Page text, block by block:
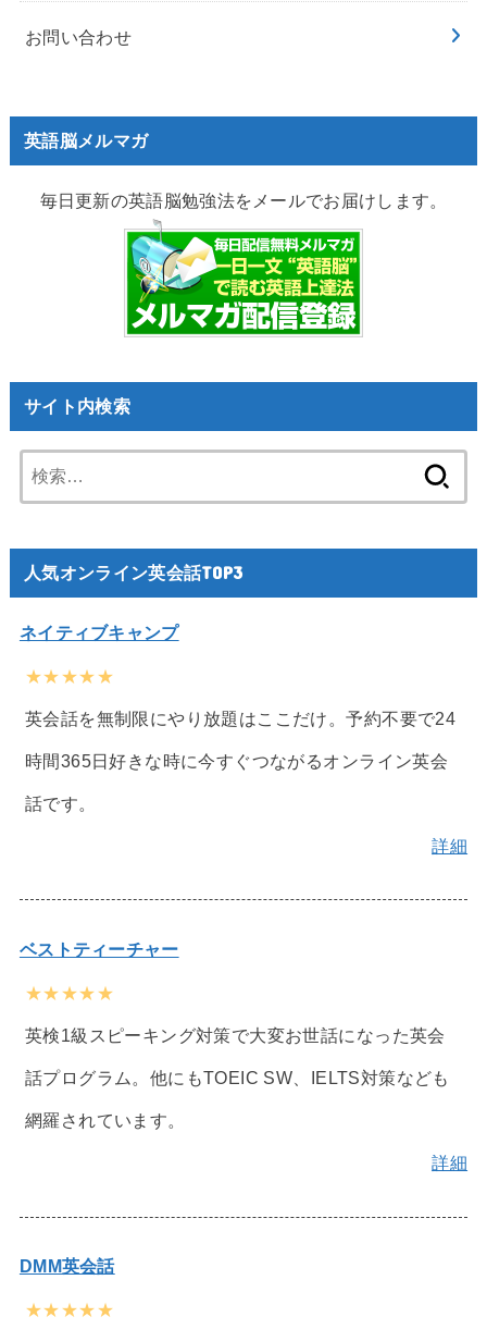
お問い合わせ
英語脳メルマガ
毎日更新の英語脳勉強法をメールでお届けします。
サイト内検索
索:
人気オンライン英会話TOP3
ネイティブキャンプ
★★★★★
英会話を無制限にやり放題はここだけ。予約不要で24
時間365日好きな時に今すぐつながるオンライン英会
話です。
詳細
ベストティーチャー
★★★★★
英検1級スピーキング対策で大変お世話になった英会
話プログラム。他にもTOEIC SW、IELTS対策なども
網羅されています。
詳細
DMM英会話
★★★★★